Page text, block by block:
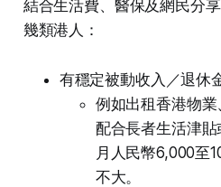
結合生活費、醫保及網民分
幾類港人：
有穩定被動收入／退休
例如出租香港物業
配合長者生活津
月人民幣6,000至
不大。